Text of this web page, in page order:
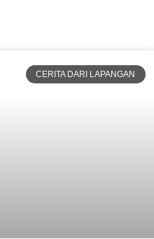
CERITA DARI LAPANGAN